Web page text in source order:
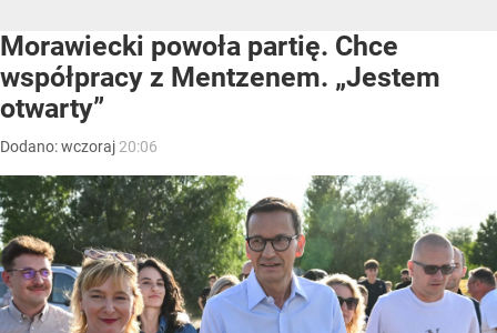
Morawiecki powoła partię. Chce
współpracy z Mentzenem. „Jestem
otwarty”
Dodano:wczoraj 20:06